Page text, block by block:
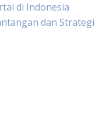
di Indonesia
dan Strategi